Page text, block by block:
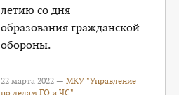
летию со дня
образования гражданской
обороны.
22 марта 2022 —МКУ "Управление
по делам ГО и ЧС"